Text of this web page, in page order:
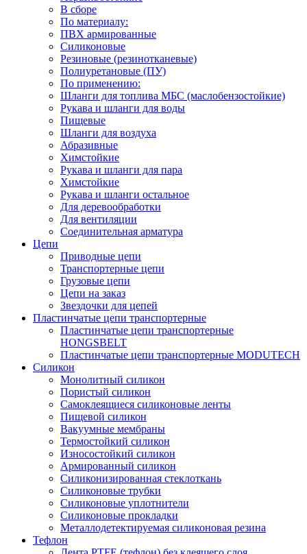
В сборе
По материалу:
ПВХ армированные
Силиконовые
Резиновые (резинотканевые)
Полиуретановые (ПУ)
По применению:
Шланги для топлива МБС (маслобензостойкие)
Рукава и шланги для воды
Пищевые
Шланги для воздуха
Абразивные
Химстойкие
Рукава и шланги для пара
Химстойкие
Рукава и шланги остальное
Для деревообработки
Для вентиляции
Соединительная арматура
Цепи
Приводные цепи
Транспортерные цепи
Грузовые цепи
Цепи на заказ
Звездочки для цепей
Пластинчатые цепи транспортерные
Пластинчатые цепи транспортерные
HONGSBELT
Пластинчатые цепи транспортерные MODUTECH
Силикон
Монолитный силикон
Пористый силикон
Самоклеящиеся силиконовые ленты
Пищевой силикон
Вакуумные мембраны
Термостойкий силикон
Износостойкий силикон
Армированный силикон
Силиконизированная стеклоткань
Силиконовые трубки
Силиконовые уплотнители
Силиконовые прокладки
Металлодетектируемая силиконовая резина
Тефлон